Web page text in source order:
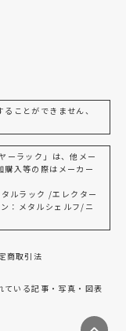
ことができません、
ーラック」は、他メー
購入等の際はメーカー
ルラック /エレクター
：メタルシェルフ/ニ
商取引法
いる記事・写真・図表